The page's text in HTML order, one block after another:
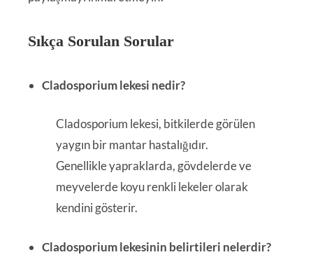
Sıkça Sorulan Sorular
Cladosporium lekesi nedir?
Cladosporium lekesi, bitkilerde görülen
yaygın bir mantar hastalığıdır.
Genellikle yapraklarda, gövdelerde ve
meyvelerde koyu renkli lekeler olarak
kendini gösterir.
Cladosporium lekesinin belirtileri nelerdir?